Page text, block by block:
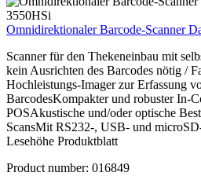
Omnidirektionaler Barcode-Scanner
Scanner für den Thekeneinbau mit
kein Ausrichten des Barcodes nötig /
Hochleistungs-Imager zur Erfassung
BarcodesKompakter und robuster In-
POSAkustische und/oder optische
ScansMit RS232-, USB- und
Lesehöhe Produktblatt
Product number: 016849